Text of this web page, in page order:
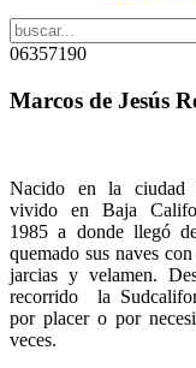
06357190
Marcos de Jesús
Nacido en la ciudad
vivido en Baja
1985 a donde llegó
quemado sus naves
jarcias y velamen.
recorrido la
por placer o por
veces.